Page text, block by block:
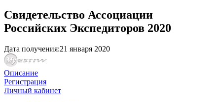
Свидетельство Ассоциации
Российских Экспедиторов 2020
Дата получения:21 января 2020
Описание
Регистрация
Личный кабинет